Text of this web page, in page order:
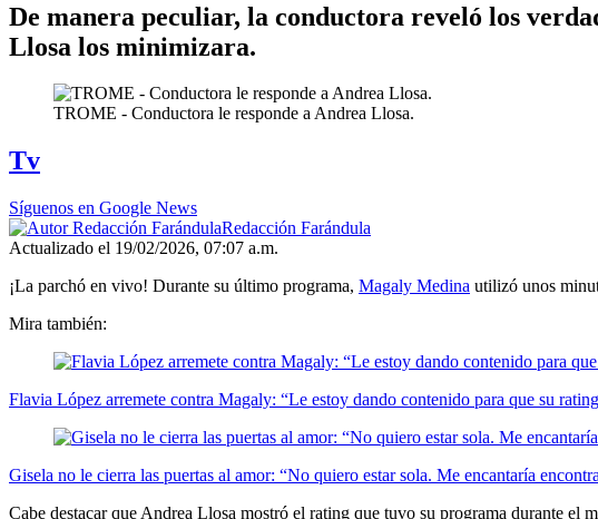
De manera peculiar, la conductora reveló los
Llosa los minimizara.
TROME - Conductora le responde a Andrea Llosa.
Tv
Síguenos en Google News
Redacción Farándula
Actualizado el 19/02/2026, 07:07 a.m.
¡La parchó en vivo! Durante su último programa, Magaly Medina utilizó unos
Mira también:
Flavia López arremete contra Magaly: “Le estoy dando contenido para que su
Gisela no le cierra las puertas al amor: “No quiero estar sola. Me encantaría
Cabe destacar que Andrea Llosa mostró el rating que tuvo su programa durante